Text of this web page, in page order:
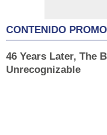
CONTENIDO
46 Years Later, The
Unrecognizable